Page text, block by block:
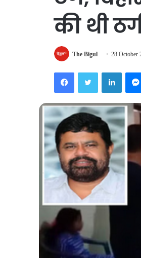
की थी
The Bigul 28 October
FacebookTwitter